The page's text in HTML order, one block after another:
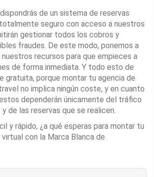
de un sistema de reservas
seguro con acceso a nuestros
gestionar todos los cobros y
fraudes. De este modo, ponemos a
recursos para que empieces a
de forma inmediata. Y todo esto de
gratuita, porque montar tu agencia de
no implica ningún coste, y en cuanto
dependerán únicamente del tráfico
de las reservas que se realicen.
y rápido, ¿a qué esperas para montar tu
con la Marca Blanca de